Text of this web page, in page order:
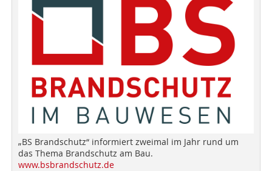
„BS Brandschutz“ informiert zweimal im Jahr rund um
das Thema Brandschutz am Bau.
www.bsbrandschutz.de